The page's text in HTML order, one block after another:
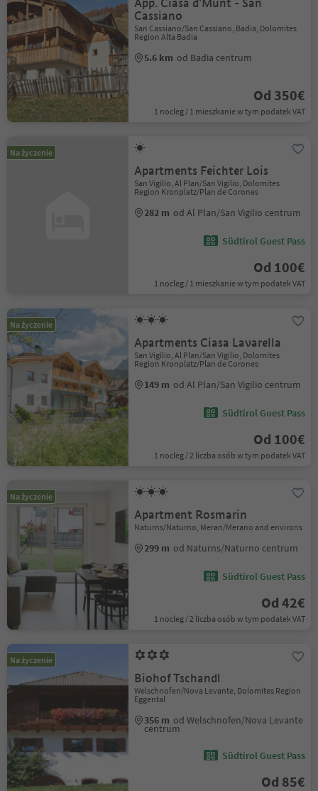
App. Ciasa d'Munt - San
Cassiano
San Cassiano/San Cassiano, Badia, Dolomites
Region Alta Badia
5.6 km od Badia centrum
Od 350€
1 nocleg / 1 mieszkanie w tym podatek VAT
Na życzenie
Apartments Feichter Lois
San Vigilio, Al Plan/San Vigilio, Dolomites
Region Kronplatz/Plan de Corones
282 m od Al Plan/San Vigilio centrum
Südtirol Guest Pass
Od 100€
1 nocleg / 1 mieszkanie w tym podatek VAT
Na życzenie
Apartments Ciasa Lavarella
San Vigilio, Al Plan/San Vigilio, Dolomites
Region Kronplatz/Plan de Corones
149 m od Al Plan/San Vigilio centrum
Südtirol Guest Pass
Od 100€
1 nocleg / 2 liczba osób w tym podatek VAT
Na życzenie
Apartment Rosmarin
Naturns/Naturno, Meran/Merano and environs
299 m od Naturns/Naturno centrum
Südtirol Guest Pass
Od 42€
1 nocleg / 2 liczba osób w tym podatek VAT
Na życzenie
Biohof Tschandl
Welschnofen/Nova Levante, Dolomites Region
Eggental
356 m od Welschnofen/Nova Levante
centrum
Südtirol Guest Pass
Od 85€